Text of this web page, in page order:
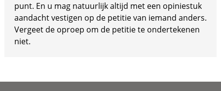
punt. En u mag natuurlijk altijd met een opiniestuk
aandacht vestigen op de petitie van iemand anders.
Vergeet de oproep om de petitie te ondertekenen
niet.